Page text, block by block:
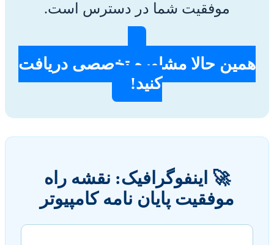
موفقیت شما در دسترس است.
همین حالا مشاوره تخصصی دریافت
کنید!
🚀 اینفوگرافیک: نقشه راه
موفقیت پایان نامه کامپیوتر